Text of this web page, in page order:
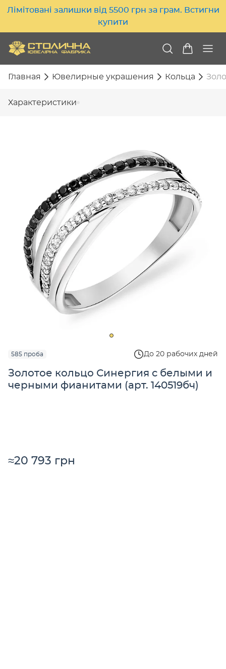
Лімітовані залишки від 5500 грн за грам. Встигни
купити
Главная Ювелирные украшения Кольца
Характеристики
585 проба До 20 рабочих дней
Золотое кольцо Синергия с белыми и
черными фианитами (арт. 140519бч)
≈20 793 грн